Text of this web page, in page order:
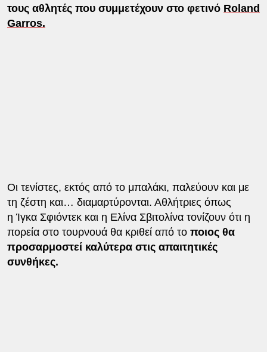
τους αθλητές που συμμετέχουν στο φετινό Roland
Garros.
Οι τενίστες, εκτός από το μπαλάκι, παλεύουν και με
τη ζέστη και… διαμαρτύρονται. Αθλήτριες όπως
η Ίγκα Σφιόντεκ και η Ελίνα Σβιτολίνα τονίζουν ότι η
πορεία στο τουρνουά θα κριθεί από το ποιος θα
προσαρμοστεί καλύτερα στις απαιτητικές
συνθήκες.